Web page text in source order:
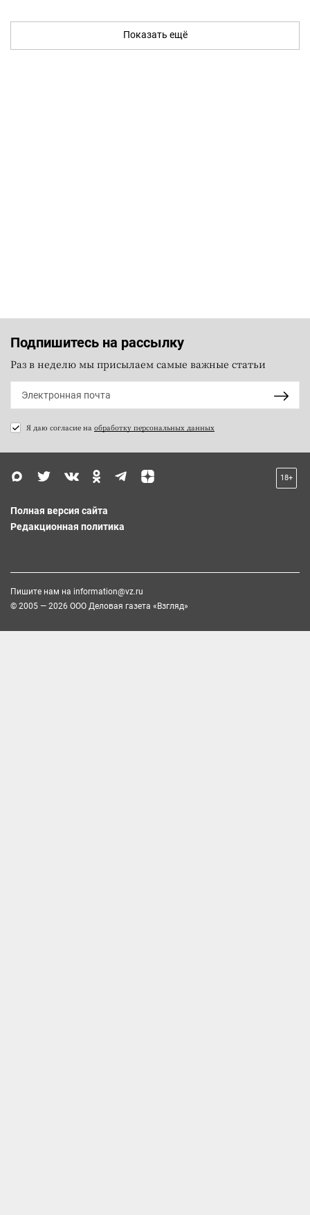
Показать ещё
Подпишитесь на рассылку
Раз в неделю мы присылаем самые важные статьи
Я даю согласие на обработку персональных данных
18+
Полная версия сайта
Редакционная политика
Пишите нам на information@vz.ru
© 2005 — 2026 ООО Деловая газета «Взгляд»